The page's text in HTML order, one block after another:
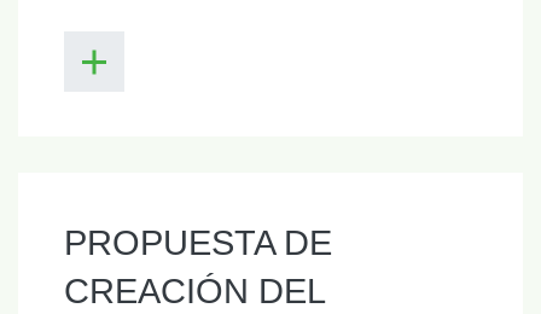
PROPUESTA DE
CREACIÓN DEL